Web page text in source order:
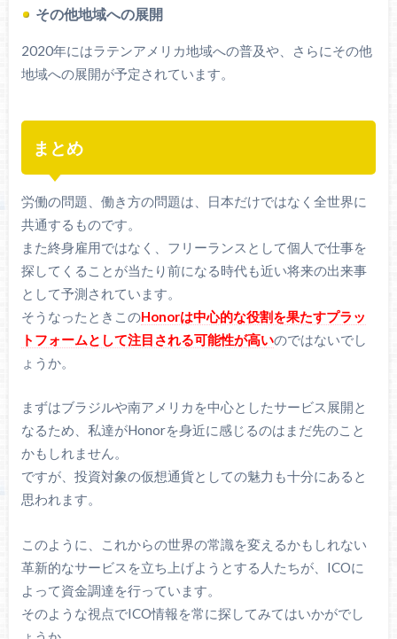
その他地域への展開
2020年にはラテンアメリカ地域への普及や、さらにその他
地域への展開が予定されています。
まとめ
労働の問題、働き方の問題は、日本だけではなく全世界に
共通するものです。
また終身雇用ではなく、フリーランスとして個人で仕事を
探してくることが当たり前になる時代も近い将来の出来事
として予測されています。
そうなったときこのHonorは中心的な役割を果たすプラッ
トフォームとして注目される可能性が高いのではないでし
ょうか。
まずはブラジルや南アメリカを中心としたサービス展開と
なるため、私達がHonorを身近に感じるのはまだ先のこと
かもしれません。
ですが、投資対象の仮想通貨としての魅力も十分にあると
思われます。
このように、これからの世界の常識を変えるかもしれない
革新的なサービスを立ち上げようとする人たちが、ICOに
よって資金調達を行っています。
そのような視点でICO情報を常に探してみてはいかがでし